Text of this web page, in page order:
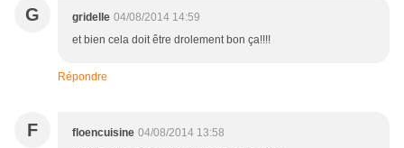
G gridelle 04/08/2014 14:59
et bien cela doit être drolement bon ça!!!!
Répondre
F floencuisine 04/08/2014 13:58